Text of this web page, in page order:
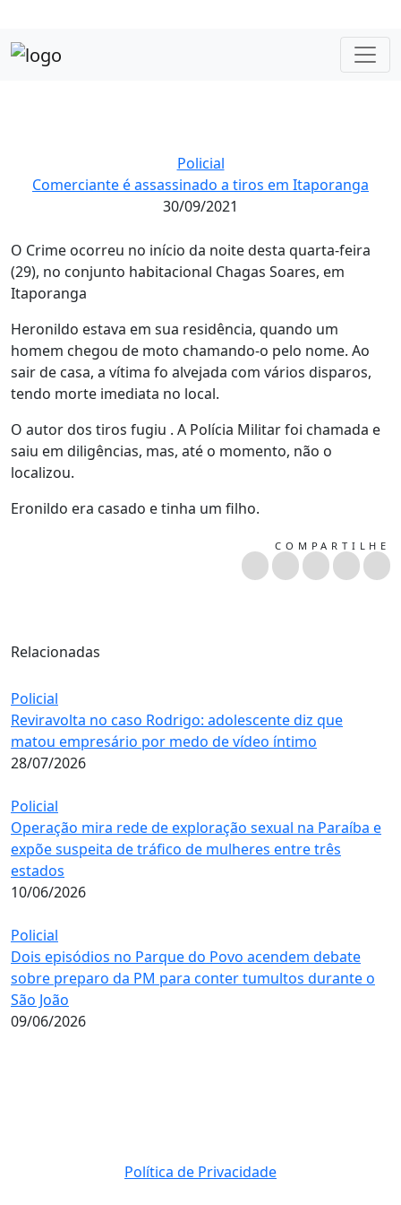
Policial
Comerciante é assassinado a tiros em Itaporanga
30/09/2021
O Crime ocorreu no início da noite desta quarta-feira
(29), no conjunto habitacional Chagas Soares, em
Itaporanga
Heronildo estava em sua residência, quando um
homem chegou de moto chamando-o pelo nome. Ao
sair de casa, a vítima fo alvejada com vários disparos,
tendo morte imediata no local.
O autor dos tiros fugiu . A Polícia Militar foi chamada e
saiu em diligências, mas, até o momento, não o
localizou.
Eronildo era casado e tinha um filho.
COMPARTILHE
Relacionadas
Policial
Reviravolta no caso Rodrigo: adolescente diz que
matou empresário por medo de vídeo íntimo
28/07/2026
Policial
Operação mira rede de exploração sexual na Paraíba e
expõe suspeita de tráfico de mulheres entre três
estados
10/06/2026
Policial
Dois episódios no Parque do Povo acendem debate
sobre preparo da PM para conter tumultos durante o
São João
09/06/2026
Política de Privacidade